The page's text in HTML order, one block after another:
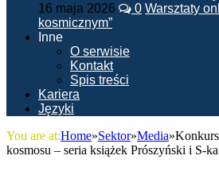
16 maja 2026 0 Warsztaty
kosmicznym”
Inne
O serwisie
Kontakt
Spis treści
Kariera
Języki
You are at:Home»Sektor»Media»
kosmosu – seria książek Prószyński i S-ka